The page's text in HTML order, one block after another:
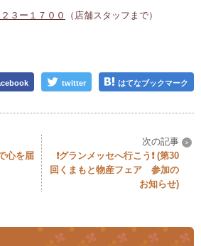
３ー１７００ （店舗スタッフまで）
twitter はてなブックマーク
心を届
❗グランメッセへ行こう❗ (第30
回くまもと物産フェア 参加の
お知らせ)